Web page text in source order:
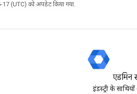
(UTC) को अपडेट किया गया.
एडमिन
इंडस्ट्री के